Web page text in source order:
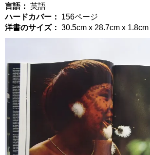
言語： 英語
ハードカバー：
156ページ
洋書のサイズ： 30.5cm x 28.7cm x 1.8cm